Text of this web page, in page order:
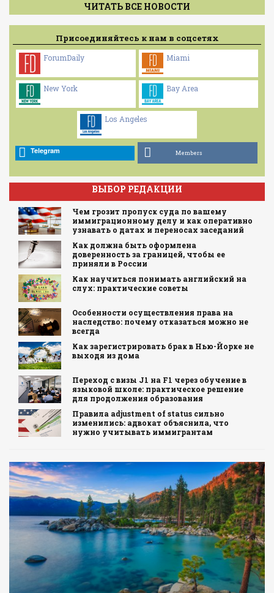
ЧИТАТЬ ВСЕ НОВОСТИ
Присоединяйтесь к нам в соцсетях
ForumDaily Miami
New York Bay Area
Los Angeles
Telegram Members
ВЫБОР РЕДАКЦИИ
Чем грозит пропуск суда по вашему
иммиграционному делу и как оперативно
узнавать о датах и переносах заседаний
Как должна быть оформлена
доверенность за границей, чтобы ее
приняли в России
Как научиться понимать английский на
слух: практические советы
Особенности осуществления права на
наследство: почему отказаться можно не
всегда
Как зарегистрировать брак в Нью-Йорке не
выходя из дома
Переход с визы J1 на F1 через обучение в
языковой школе: практическое решение
для продолжения образования
Правила adjustment of status сильно
изменились: адвокат объяснила, что
нужно учитывать иммигрантам